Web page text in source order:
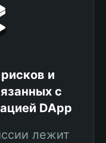
и
с
DApp
лежит